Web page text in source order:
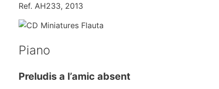
Ref. AH233, 2013
Piano
Preludis a l’amic absent